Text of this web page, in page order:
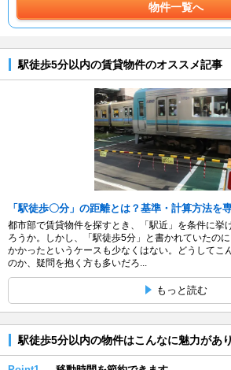
物件一覧へ
駅徒歩5分以内の賃貸物件のオススメ記事
「駅徒歩〇分」の距離とは？基準・計算方法を
都市部で賃貸物件を探すとき、「駅近」を条件に挙
ろうか。しかし、「駅徒歩5分」と書かれていたの
かかったというケースも少なくはない。どうしてこ
のか、疑問を抱く方も多いだろ...
もっと読む
駅徒歩5分以内の物件はこんなに魅力があ